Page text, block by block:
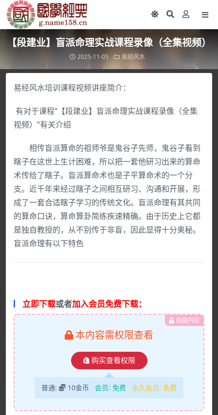
【段建业】盲派命理实战课程录像（全集视频）
2025-11-05 易经风水
易经风水培训课程视频讲座简介：
有对于课程“【段建业】盲派命理实战课程录像（全集
视频）”有关介绍
相传盲派算命的祖师爷是鬼谷子先师，鬼谷子看到
瞎子在这世上生计困难，所以把一套他研习出来的算命
术传给了瞎子。盲派算命术也是子平算命术的一个分
支。近千年来经过瞎子之间相互研习、沟通和开展，形
成了一套合适瞎子学习的传统文化。盲派命理有其共同
的算命口诀，算命算卦简练疾速精确。由于历史上它都
是独自教授的，从不别传于非盲，因此显得十分奥秘。
盲派命理有以下特色
立即下载或者加入会员免费下载：
隐藏内容
本内容需权限查看
购买查看权限
普通: 10金币 会员: 免费 永久会员: 免费